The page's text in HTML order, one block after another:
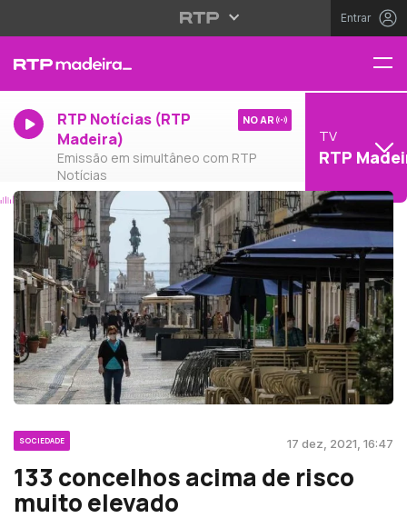
Entrar
RTP Notícias (RTP
Madeira)
Emissão em simultâneo com RTP
Notícias
NO AR
TV
RTP
SOCIEDADE 17 dez, 2021, 16:47
133 concelhos acima de risco
muito elevado